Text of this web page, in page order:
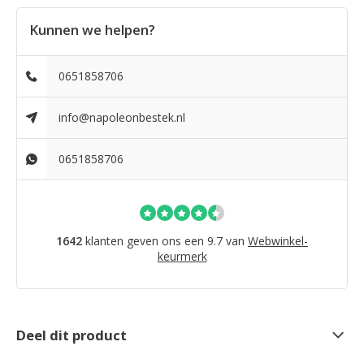
Kunnen we helpen?
0651858706
info@napoleonbestek.nl
0651858706
1642 klanten geven ons een 9.7 van Webwinkel-
keurmerk
Deel dit product